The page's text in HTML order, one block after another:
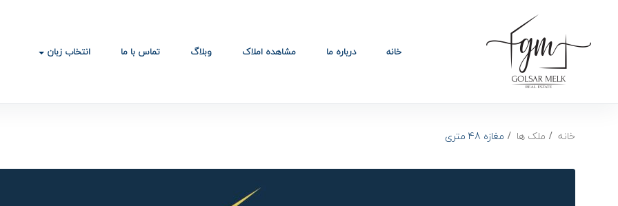
خانه درباره ما مشاهده املاک وبلاگ تماس با ما انتخاب زبان
خانه ملک ها مغازه 48 متری